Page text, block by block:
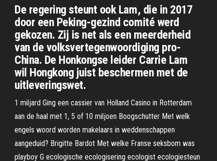
De regering steunt ook Lam, die in 2017
door een Peking-gezind comité werd
gekozen. Zij is net als een meerderheid
van de volksvertegenwoordiging pro-
China. De Honkongse leider Carrie Lam
wil Hongkong juist beschermen met de
uitleveringswet.
1 miljard Ging een cassier van Holland Casino in Rotterdam
aan de haal met 1, 5 of 10 miljoen Boogschutter Met welk
engels woord worden makelaars in weddenschappen
aangeduid? Brigitte Bardot Met welke Franse seksbom was
playboy G ecologische ecologisering ecologist ecologiesteun